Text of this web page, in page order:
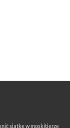
siatkę w moskitierze